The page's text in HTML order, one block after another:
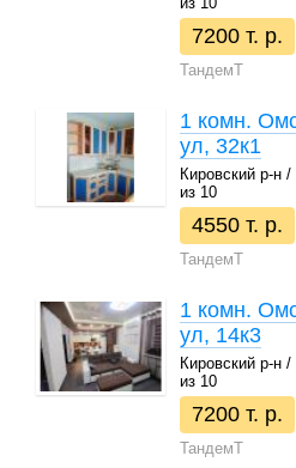
7200 т. р.
ТандемТ
1 комн.
ул, 32к1
Кировский р-н
из 10
4550 т. р.
ТандемТ
1 комн.
ул, 14к3
Кировский р-н
из 10
7200 т. р.
ТандемТ